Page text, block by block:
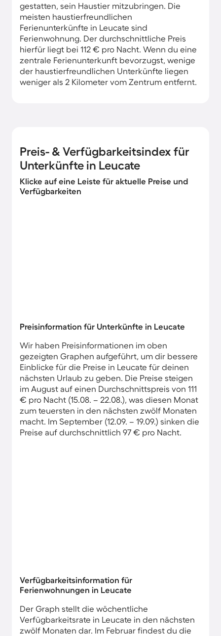
gestatten, sein Haustier mitzubringen. Die
meisten haustierfreundlichen
Ferienunterkünfte in Leucate sind
Ferienwohnung. Der durchschnittliche Preis
hierfür liegt bei 112 € pro Nacht. Wenn du eine
zentrale Ferienunterkunft bevorzugst, wenige
der haustierfreundlichen Unterkünfte liegen
weniger als 2 Kilometer vom Zentrum entfernt.
Preis- & Verfügbarkeitsindex für
Unterkünfte in Leucate
Klicke auf eine Leiste für aktuelle Preise und
Verfügbarkeiten
Preisinformation für Unterkünfte in Leucate
Wir haben Preisinformationen im oben
gezeigten Graphen aufgeführt, um dir bessere
Einblicke für die Preise in Leucate für deinen
nächsten Urlaub zu geben. Die Preise steigen
im August auf einen Durchschnittspreis von 111
€ pro Nacht (15.08. – 22.08.), was diesen Monat
zum teuersten in den nächsten zwölf Monaten
macht. Im September (12.09. – 19.09.) sinken die
Preise auf durchschnittlich 97 € pro Nacht.
Verfügbarkeitsinformation für
Ferienwohnungen in Leucate
Der Graph stellt die wöchentliche
Verfügbarkeitsrate in Leucate in den nächsten
zwölf Monaten dar. Im Februar findest du die